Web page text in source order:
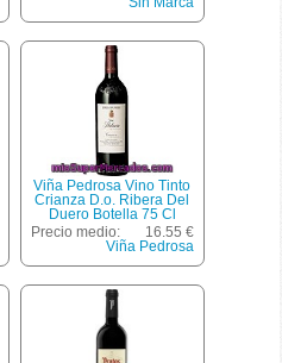
Viña Pedrosa Vino Tinto
Crianza D.o. Ribera Del
Duero Botella 75 Cl
Precio medio:
16.55 €
Viña Pedrosa